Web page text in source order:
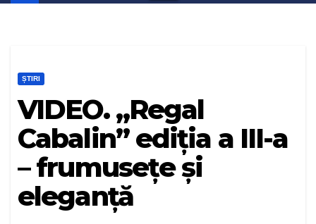
ȘTIRI
VIDEO. „Regal
Cabalin” ediția a III-a
– frumusețe și
eleganță